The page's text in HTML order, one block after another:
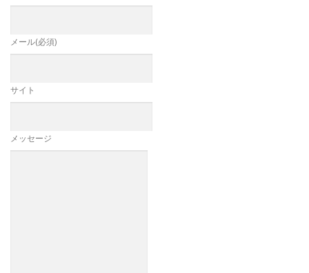
メール(必須)
サイト
メッセージ